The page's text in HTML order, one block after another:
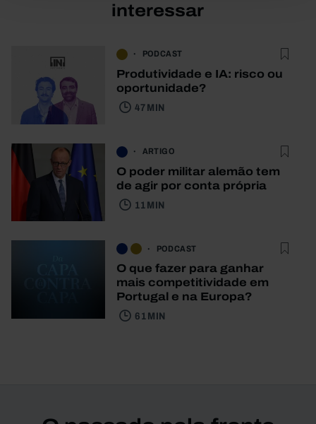
interessar
PODCAST
Produtividade e IA: risco ou
oportunidade?
47 MIN
ARTIGO
O poder militar alemão tem
de agir por conta própria
11 MIN
PODCAST
O que fazer para ganhar
mais competitividade em
Portugal e na Europa?
61 MIN